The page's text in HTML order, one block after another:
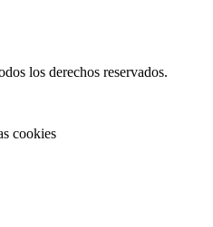
los derechos reservados.
cookies